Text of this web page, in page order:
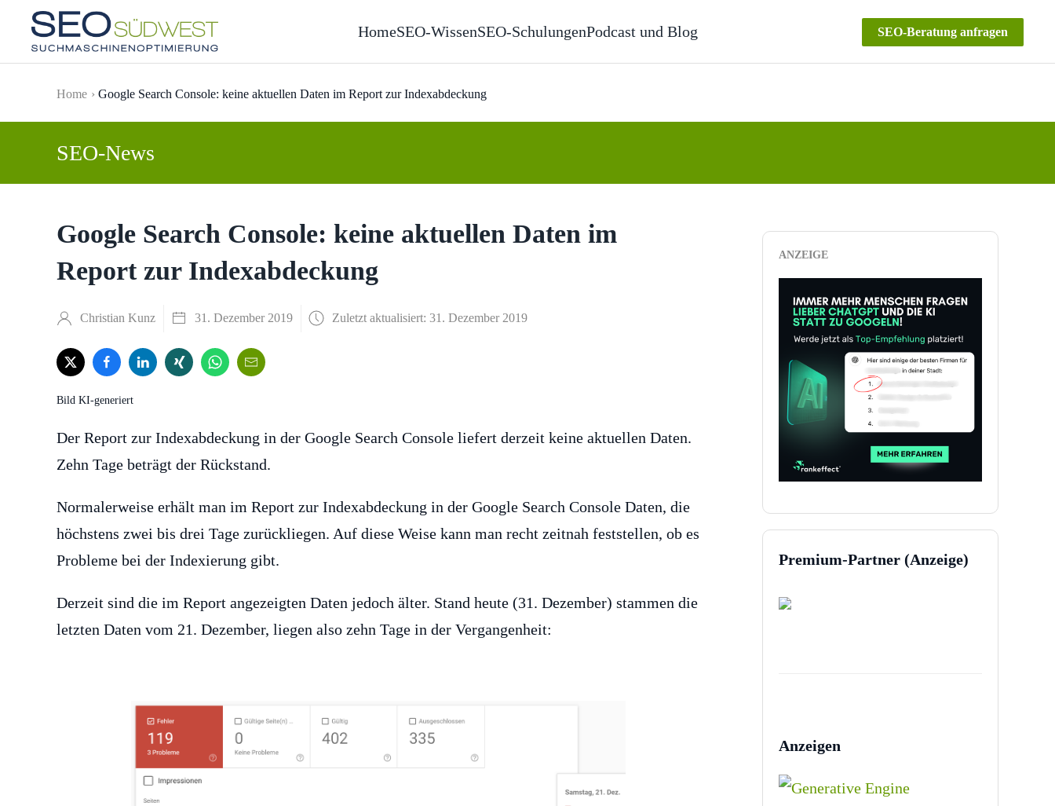
Skip to main content
HomeSEO-WissenSEO-SchulungenPodcast und Blog SEO-Beratung anfragen
Home Google Search Console: keine aktuellen Daten im Report zur Indexabdeckung
SEO-News
Google Search Console: keine aktuellen Daten im
Report zur Indexabdeckung
Christian Kunz 31. Dezember 2019 Zuletzt aktualisiert: 31. Dezember 2019
Bild KI-generiert
Der Report zur Indexabdeckung in der Google Search Console liefert derzeit keine aktuellen Daten.
Zehn Tage beträgt der Rückstand.
Normalerweise erhält man im Report zur Indexabdeckung in der Google Search Console Daten, die
höchstens zwei bis drei Tage zurückliegen. Auf diese Weise kann man recht zeitnah feststellen, ob es
Probleme bei der Indexierung gibt.
Derzeit sind die im Report angezeigten Daten jedoch älter. Stand heute (31. Dezember) stammen die
letzten Daten vom 21. Dezember, liegen also zehn Tage in der Vergangenheit:
ANZEIGE
Premium-Partner (Anzeige)
Anzeigen